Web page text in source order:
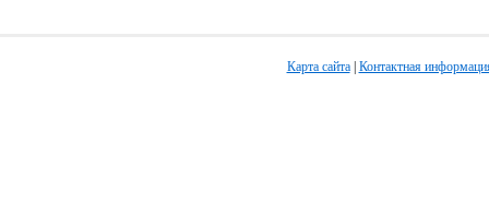
Карта сайта| Контактная